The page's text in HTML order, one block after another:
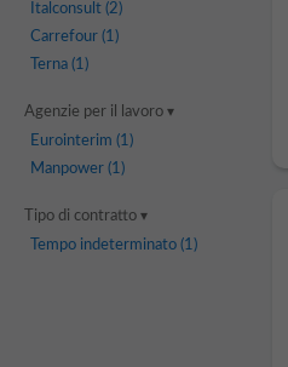
Italconsult(2)
Carrefour(1)
Terna(1)
Agenzie per il lavoro
Eurointerim (1)
Manpower(1)
Tipo di contratto
Tempo indeterminato(1)